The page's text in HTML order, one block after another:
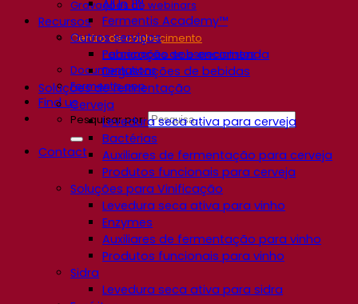
Gravações de webinars
Recursos
Centro de conhecimento
Percepções de especialistas
Documentations
Fermentis app
Find us
Pesquisar por:
Contact
All In 1™
Fermentis Academy™
Outros serviços
Fabricação sob encomenda
Degustações de bebidas
Soluções de fermentação
Cerveja
Levedura seca ativa para cerveja
Bactérias
Auxiliares de fermentação para cerveja
Produtos funcionais para cerveja
Soluções para Vinificação
Levedura seca ativa para vinho
Enzymes
Auxiliares de fermentação para vinho
Produtos funcionais para vinho
Sidra
Levedura seca ativa para sidra